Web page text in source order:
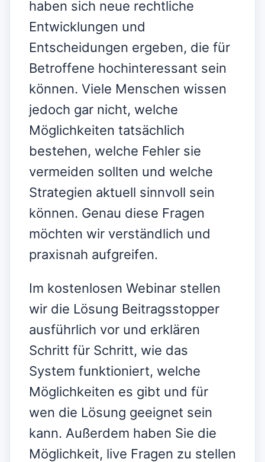
haben sich neue rechtliche
Entwicklungen und
Entscheidungen ergeben, die für
Betroffene hochinteressant sein
können. Viele Menschen wissen
jedoch gar nicht, welche
Möglichkeiten tatsächlich
bestehen, welche Fehler sie
vermeiden sollten und welche
Strategien aktuell sinnvoll sein
können. Genau diese Fragen
möchten wir verständlich und
praxisnah aufgreifen.
Im kostenlosen Webinar stellen
wir die Lösung Beitragsstopper
ausführlich vor und erklären
Schritt für Schritt, wie das
System funktioniert, welche
Möglichkeiten es gibt und für
wen die Lösung geeignet sein
kann. Außerdem haben Sie die
Möglichkeit, live Fragen zu stellen